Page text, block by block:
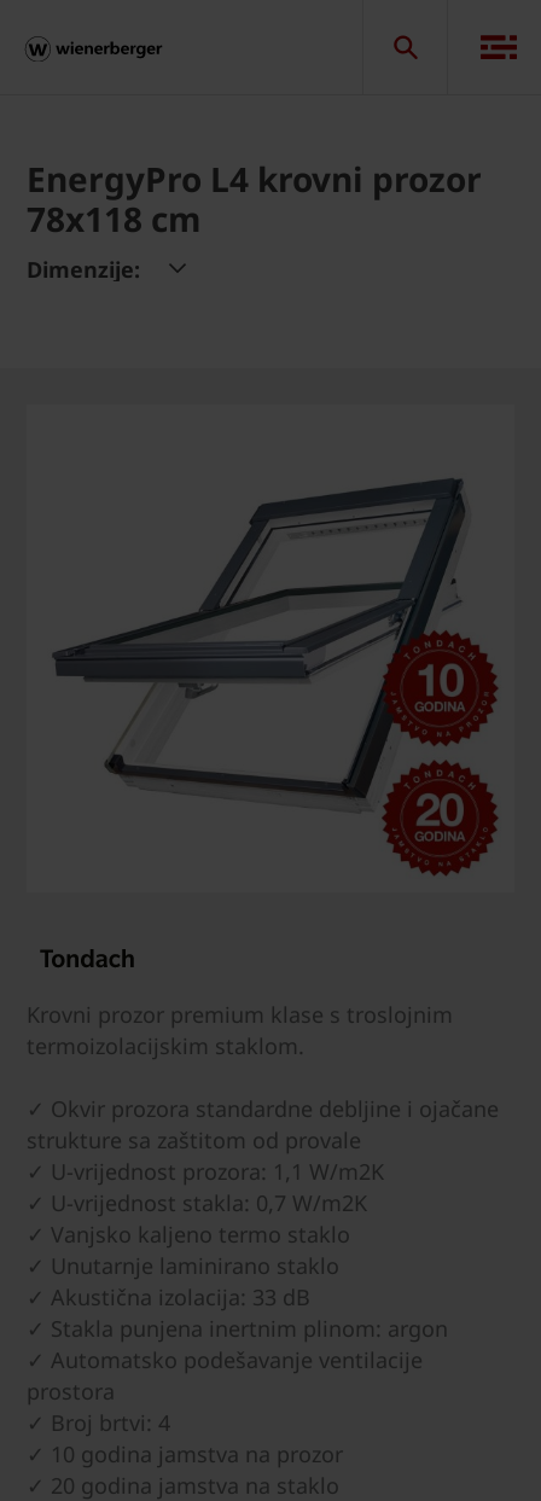
EnergyPro L4 krovni prozor
78x118 cm
Dimenzije:
Krovni prozor premium klase s troslojnim
termoizolacijskim staklom.
✓ Okvir prozora standardne debljine i ojačane
strukture sa zaštitom od provale
✓ U-vrijednost prozora: 1,1 W/m2K
✓ U-vrijednost stakla: 0,7 W/m2K
✓ Vanjsko kaljeno termo staklo
✓ Unutarnje laminirano staklo
✓ Akustična izolacija: 33 dB
✓ Stakla punjena inertnim plinom: argon
✓ Automatsko podešavanje ventilacije
prostora
✓ Broj brtvi: 4
✓ 10 godina jamstva na prozor
✓ 20 godina jamstva na staklo